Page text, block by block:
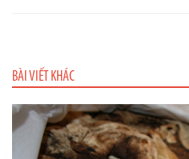
BÀI VIẾT KHÁC